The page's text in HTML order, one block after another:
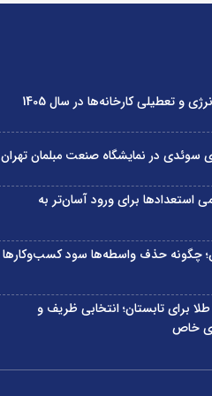
و تعطیلی کارخانه‌ها در سال 1405
سوئدی در نمایشگاه صنعت مبلمان تهران
استعدادها برای ورود آسان‌تر به
چگونه حذف واسطه‌ها سود کسب‌وکارها
برای تابستان؛ انتخابی ظریف و
خاص